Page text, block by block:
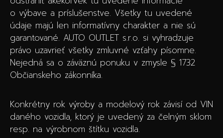
o výbave a príslušenstve. Všetky tu uvedené
údaje majú len informatívny charakter a nie sú
garantované. AUTO OUTLET s.r.o. si vyhradzuje
právo uzavrieť všetky zmluvné vzťahy písomne.
Nejedná sa o záväznú ponuku v zmysle § 1732
Občianskeho zákonníka.
Konkrétny rok výroby a modelový rok závisí od VIN
daného vozidla, ktorý je uvedený za čelným sklom
resp. na výrobnom štítku vozidla.